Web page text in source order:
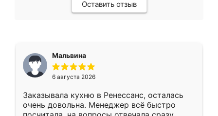
Оставить отзыв
Мальвина
6 августа 2026
Заказывала кухню в Ренессанс, осталась
очень довольна. Менеджер всё быстро